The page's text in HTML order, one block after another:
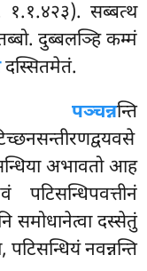
१.१.४२३). सब्बत्थ
दुब्बलञ्हि कम्मं
दस्सितमेतं.
पञ्चन्नन्ति
अभावतो आह
पटिसन्धिपवत्तीनं
समोधानेत्वा दस्सेतुं
नवन्नन्ति